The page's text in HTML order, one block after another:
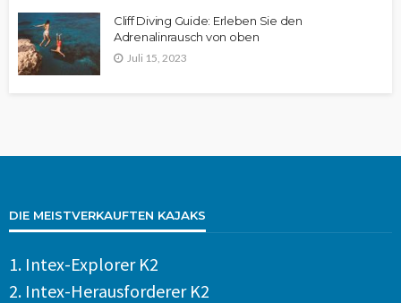
Cliff Diving Guide: Erleben Sie den
Adrenalinrausch von oben
Juli 15, 2023
DIE MEISTVERKAUFTEN KAJAKS
1. Intex-Explorer K2
2. Intex-Herausforderer K2